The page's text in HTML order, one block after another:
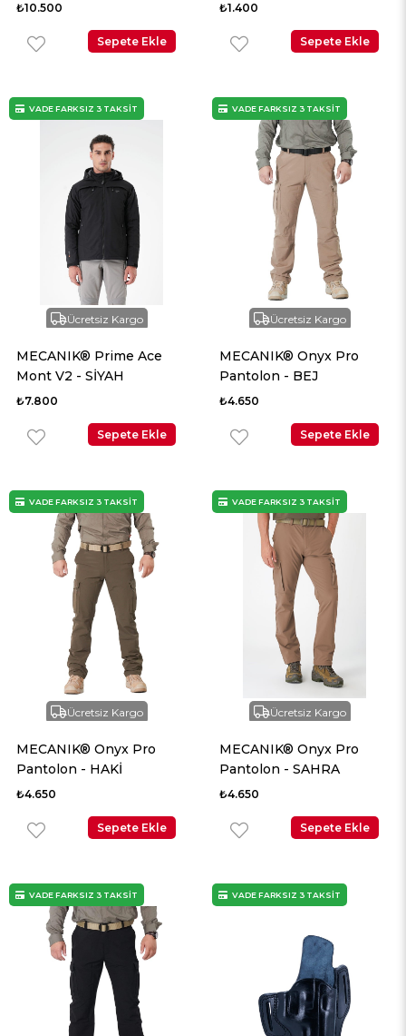
₺10.500
Sepete Ekle
₺1.400
Sepete Ekle
Ücretsiz Kargo
MECANIK® Prime Ace
Mont V2 - SİYAH
₺7.800
Sepete Ekle
VADE FARKSIZ 3 TAKSİT
Ücretsiz Kargo
MECANIK® Onyx Pro
Pantolon - BEJ
₺4.650
Sepete Ekle
VADE FARKSIZ 3 TAKSİT
Ücretsiz Kargo
MECANIK® Onyx Pro
Pantolon - HAKİ
₺4.650
Sepete Ekle
VADE FARKSIZ 3 TAKSİT
Ücretsiz Kargo
MECANIK® Onyx Pro
Pantolon - SAHRA
₺4.650
Sepete Ekle
VADE FARKSIZ 3 TAKSİT
VADE FARKSIZ 3 TAKSİT VADE FARKSIZ 3 TAKSİT